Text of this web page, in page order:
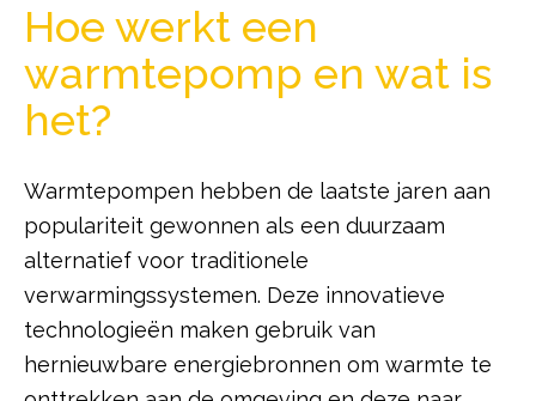
Hoe werkt een
warmtepomp en wat is
het?
Warmtepompen hebben de laatste jaren aan
populariteit gewonnen als een duurzaam
alternatief voor traditionele
verwarmingssystemen. Deze innovatieve
technologieën maken gebruik van
hernieuwbare energiebronnen om warmte te